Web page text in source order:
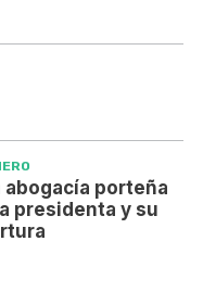
abogacía porteña
presidenta y su